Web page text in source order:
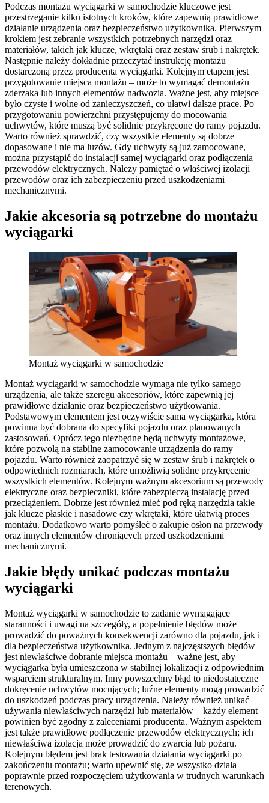
Podczas montażu wyciągarki w samochodzie kluczowe jest
przestrzeganie kilku istotnych kroków, które zapewnią prawidłowe
działanie urządzenia oraz bezpieczeństwo użytkownika. Pierwszym
krokiem jest zebranie wszystkich potrzebnych narzędzi oraz
materiałów, takich jak klucze, wkrętaki oraz zestaw śrub i nakrętek.
Następnie należy dokładnie przeczytać instrukcję montażu
dostarczoną przez producenta wyciągarki. Kolejnym etapem jest
przygotowanie miejsca montażu – może to wymagać demontażu
zderzaka lub innych elementów nadwozia. Ważne jest, aby miejsce
było czyste i wolne od zanieczyszczeń, co ułatwi dalsze prace. Po
przygotowaniu powierzchni przystępujemy do mocowania
uchwytów, które muszą być solidnie przykręcone do ramy pojazdu.
Warto również sprawdzić, czy wszystkie elementy są dobrze
dopasowane i nie ma luzów. Gdy uchwyty są już zamocowane,
można przystąpić do instalacji samej wyciągarki oraz podłączenia
przewodów elektrycznych. Należy pamiętać o właściwej izolacji
przewodów oraz ich zabezpieczeniu przed uszkodzeniami
mechanicznymi.
Jakie akcesoria są potrzebne do montażu
wyciągarki
Montaż wyciągarki w samochodzie
Montaż wyciągarki w samochodzie wymaga nie tylko samego
urządzenia, ale także szeregu akcesoriów, które zapewnią jej
prawidłowe działanie oraz bezpieczeństwo użytkowania.
Podstawowym elementem jest oczywiście sama wyciągarka, która
powinna być dobrana do specyfiki pojazdu oraz planowanych
zastosowań. Oprócz tego niezbędne będą uchwyty montażowe,
które pozwolą na stabilne zamocowanie urządzenia do ramy
pojazdu. Warto również zaopatrzyć się w zestaw śrub i nakrętek o
odpowiednich rozmiarach, które umożliwią solidne przykręcenie
wszystkich elementów. Kolejnym ważnym akcesorium są przewody
elektryczne oraz bezpieczniki, które zabezpieczą instalację przed
przeciążeniem. Dobrze jest również mieć pod ręką narzędzia takie
jak klucze płaskie i nasadowe czy wkrętaki, które ułatwią proces
montażu. Dodatkowo warto pomyśleć o zakupie osłon na przewody
oraz innych elementów chroniących przed uszkodzeniami
mechanicznymi.
Jakie błędy unikać podczas montażu
wyciągarki
Montaż wyciągarki w samochodzie to zadanie wymagające
staranności i uwagi na szczegóły, a popełnienie błędów może
prowadzić do poważnych konsekwencji zarówno dla pojazdu, jak i
dla bezpieczeństwa użytkownika. Jednym z najczęstszych błędów
jest niewłaściwe dobranie miejsca montażu – ważne jest, aby
wyciągarka była umieszczona w stabilnej lokalizacji z odpowiednim
wsparciem strukturalnym. Inny powszechny błąd to niedostateczne
dokręcenie uchwytów mocujących; luźne elementy mogą prowadzić
do uszkodzeń podczas pracy urządzenia. Należy również unikać
używania niewłaściwych narzędzi lub materiałów – każdy element
powinien być zgodny z zaleceniami producenta. Ważnym aspektem
jest także prawidłowe podłączenie przewodów elektrycznych; ich
niewłaściwa izolacja może prowadzić do zwarcia lub pożaru.
Kolejnym błędem jest brak testowania działania wyciągarki po
zakończeniu montażu; warto upewnić się, że wszystko działa
poprawnie przed rozpoczęciem użytkowania w trudnych warunkach
terenowych.